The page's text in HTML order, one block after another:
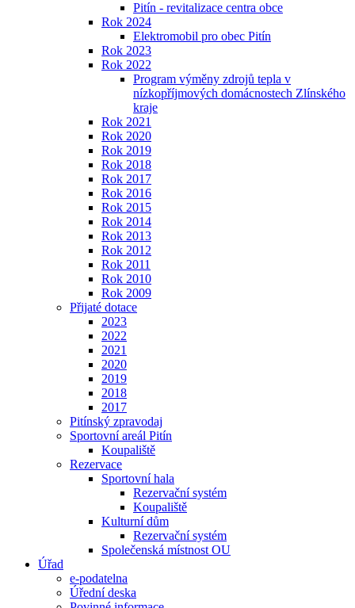
Pitín - revitalizace centra obce
Rok 2024
Elektromobil pro obec Pitín
Rok 2023
Rok 2022
Program výměny zdrojů tepla v
nízkopříjmových domácnostech Zlínského
kraje
Rok 2021
Rok 2020
Rok 2019
Rok 2018
Rok 2017
Rok 2016
Rok 2015
Rok 2014
Rok 2013
Rok 2012
Rok 2011
Rok 2010
Rok 2009
Přijaté dotace
2023
2022
2021
2020
2019
2018
2017
Pitínský zpravodaj
Sportovní areál Pitín
Koupaliště
Rezervace
Sportovní hala
Rezervační systém
Koupaliště
Kulturní dům
Rezervační systém
Společenská místnost OU
Úřad
e-podatelna
Úřední deska